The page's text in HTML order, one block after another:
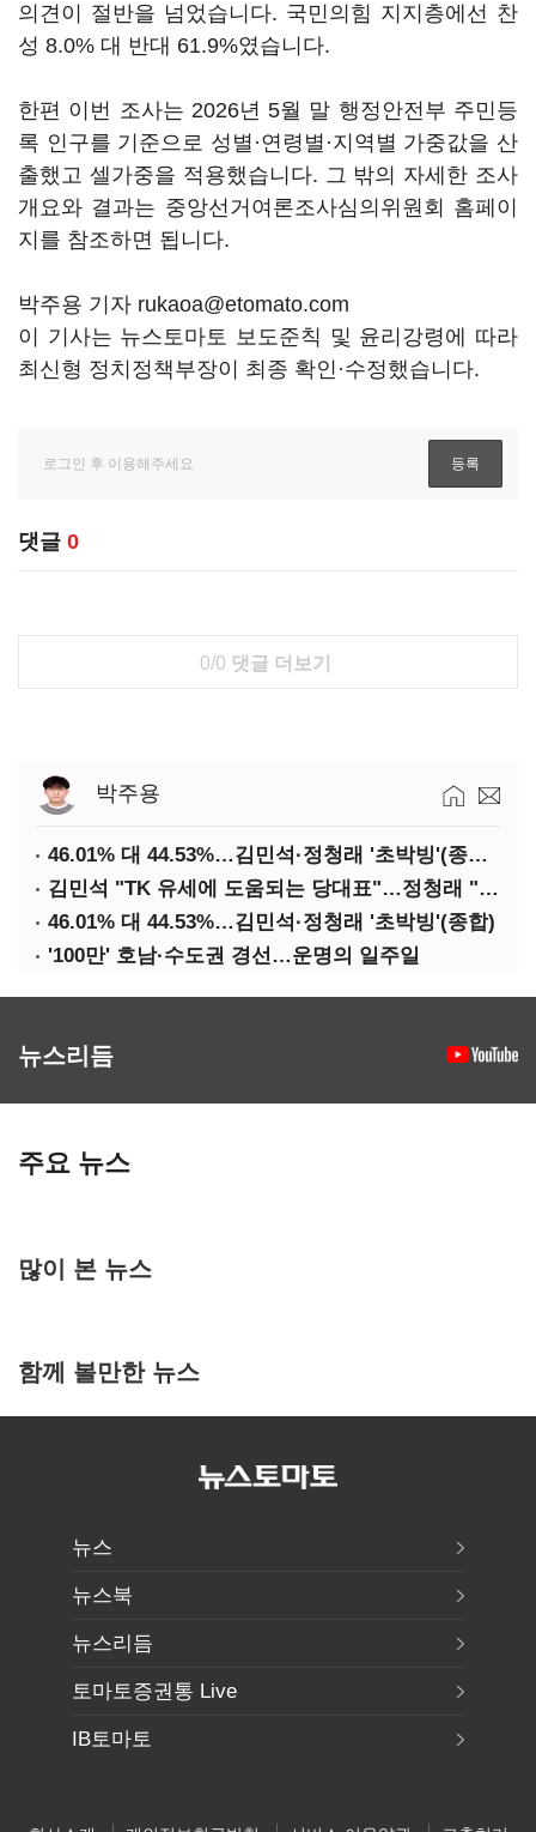
의견이 절반을 넘었습니다. 국민의힘 지지층에선 찬
성 8.0% 대 반대 61.9%였습니다.
한편 이번 조사는 2026년 5월 말 행정안전부 주민등
록 인구를 기준으로 성별·연령별·지역별 가중값을 산
출했고 셀가중을 적용했습니다. 그 밖의 자세한 조사
개요와 결과는 중앙선거여론조사심의위원회 홈페이
지를 참조하면 됩니다.
박주용 기자 rukaoa@etomato.com
이 기사는 뉴스토마토 보도준칙 및 윤리강령에 따라
최신형 정치정책부장이 최종 확인·수정했습니다.
댓글 0
0/0 댓글 더보기
박주용
46.01% 대 44.53%…김민석·정청래 '초박빙'(종합 2보)
김민석 "TK 유세에 도움되는 당대표"…정청래 "벌써 대표된 양 당직 배분"
46.01% 대 44.53%…김민석·정청래 '초박빙'(종합)
'100만' 호남·수도권 경선…운명의 일주일
뉴스리듬
주요 뉴스
많이 본 뉴스
함께 볼만한 뉴스
뉴스
뉴스북
뉴스리듬
토마토증권통 Live
IB토마토